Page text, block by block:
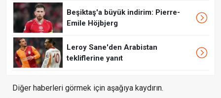
Beşiktaş'a büyük indirim: Pierre-
Emile Höjbjerg
Leroy Sane'den Arabistan
tekliflerine yanıt
Diğer haberleri görmek için aşağıya kaydırın.